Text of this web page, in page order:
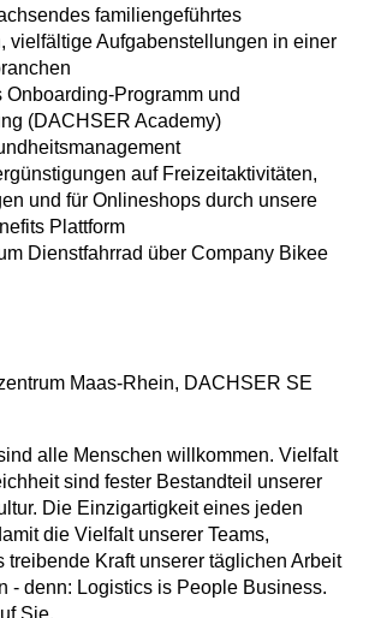
familiengeführtes
vielfältige Aufgabenstellungen in einer
Onboarding-Programm und
(DACHSER Academy)
auf Freizeitaktivitäten,
und für Onlineshops durch unsere
Plattform
Dienstfahrrad über Company Bikee
Maas-Rhein, DACHSER SE
alle Menschen willkommen. Vielfalt
sind fester Bestandteil unserer
Die Einzigartigkeit eines jeden
die Vielfalt unserer Teams,
treibende Kraft unserer täglichen Arbeit
- denn: Logistics is People Business.
Sie.